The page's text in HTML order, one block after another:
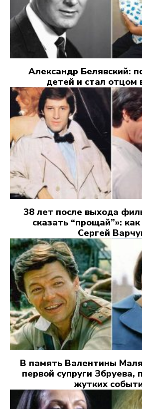
Александр Белявский:
детей и стал отцом
38 лет после выхода
сказать “прощай”»:
Сергей
В память Валентины
первой супруги Збруева,
жутких